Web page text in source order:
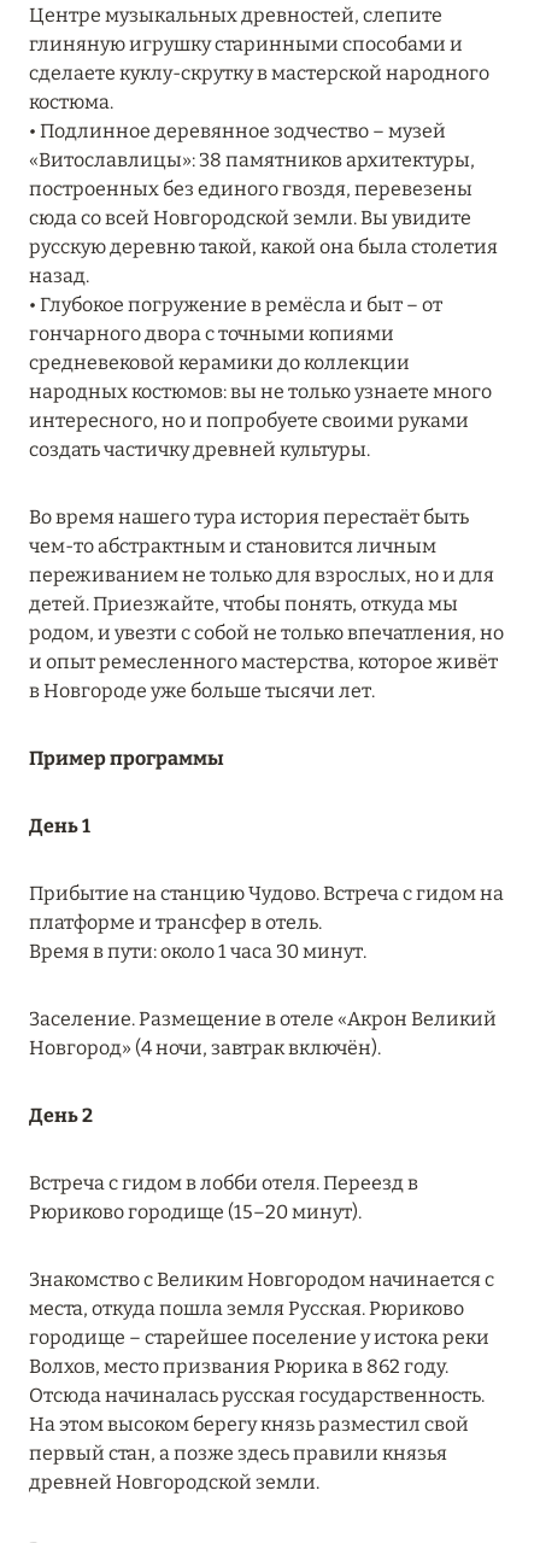
04 апреля 2025
ATLANTIS THE PALM: НОВЫЙ ПАКЕТ
НАПИТКОВ ДЛЯ HB И FB
Подробнее
13 февраля 2025
MANDARIN ORIENTAL JUMEIRA, DUBAI:
СКИДКИ ДО 30 % ОТ СУММЫ КОНТРАКТА НА
РАЗМЕЩЕНИЕ ВЕСНОЙ
Подробнее
11 декабря 2024
КОНЦЕПЦИЯ «ВСЁ ВКЛЮЧЕНО – ВСЁ
ЭКСКЛЮЗИВНО»
Подробнее
27 сентября 2024
Подробнее
HÔTEL BARRIÈRE LES NEIGES
Подробнее
27 сентября 2024
HÔTEL BARRIÈRE LES NEIGES
Подробнее
27 сентября 2024
ЭКСКЛЮЗИВНО»
Подробнее
20 августа 2024
ВЫГОДНАЯ АРИФМЕТИКА ОТ ULTIMA GSTAAD
И ULTIMA COURCHEVEL
Центре музыкальных древностей, слепите
глиняную игрушку старинными способами и
сделаете куклу-скрутку в мастерской народного
костюма.
• Подлинное деревянное зодчество – музей
«Витославлицы»: 38 памятников архитектуры,
построенных без единого гвоздя, перевезены
сюда со всей Новгородской земли. Вы увидите
русскую деревню такой, какой она была столетия
назад.
• Глубокое погружение в ремёсла и быт – от
гончарного двора с точными копиями
средневековой керамики до коллекции
народных костюмов: вы не только узнаете много
интересного, но и попробуете своими руками
создать частичку древней культуры.
Во время нашего тура история перестаёт быть
чем-то абстрактным и становится личным
переживанием не только для взрослых, но и для
детей. Приезжайте, чтобы понять, откуда мы
родом, и увезти с собой не только впечатления, но
и опыт ремесленного мастерства, которое живёт
в Новгороде уже больше тысячи лет.
Пример программы
День 1
Прибытие на станцию Чудово. Встреча с гидом на
платформе и трансфер в отель.
Время в пути: около 1 часа 30 минут.
Заселение. Размещение в отеле «Акрон Великий
Новгород» (4 ночи, завтрак включён).
День 2
Встреча с гидом в лобби отеля. Переезд в
Рюриково городище (15–20 минут).
Знакомство с Великим Новгородом начинается с
места, откуда пошла земля Русская. Рюриково
городище – старейшее поселение у истока реки
Волхов, место призвания Рюрика в 862 году.
Отсюда начиналась русская государственность.
На этом высоком берегу князь разместил свой
первый стан, а позже здесь правили князья
древней Новгородской земли.